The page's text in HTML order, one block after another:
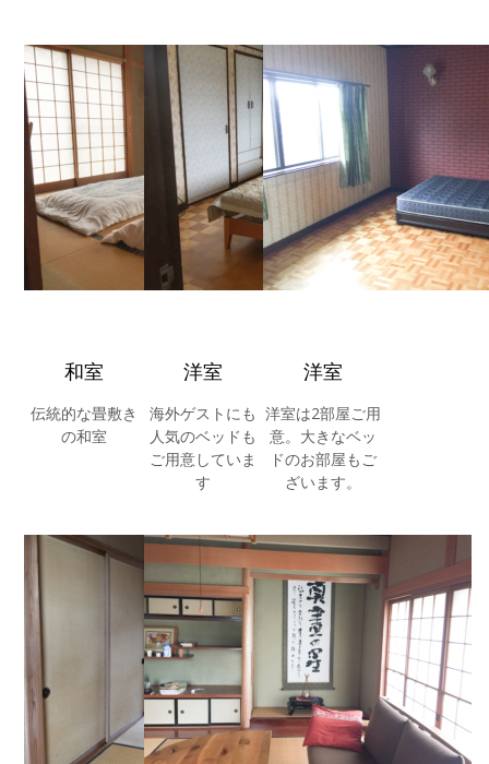
和室
伝統的な畳敷き
の和室
洋室
海外ゲストにも
人気のベッドも
ご用意していま
す
洋室
洋室は2部屋ご用
意。大きなベッ
ドのお部屋もご
ざいます。